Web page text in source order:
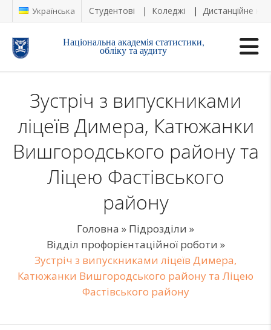
Українська Студентові Коледжі Дистанційне
Національна академія статистики,
обліку та аудиту
Зустріч з випускниками
ліцеїв Димера, Катюжанки
Вишгородського району та
Ліцею Фастівського
району
Головна » Підрозділи »
Відділ профорієнтаційної роботи »
Зустріч з випускниками ліцеїв Димера,
Катюжанки Вишгородського району та Ліцею
Фастівського району